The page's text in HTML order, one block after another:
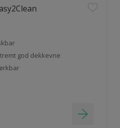
god dekkevne